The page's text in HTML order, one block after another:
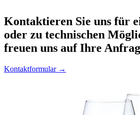
Kontaktieren Sie uns für
oder zu technischen
freuen uns auf Ihre
Kontaktformular →